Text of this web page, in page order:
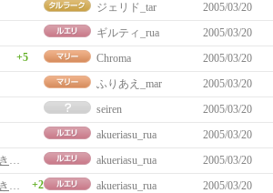
ジェリド_tar 2005/03/20
ギルティ_rua 2005/03/20
+5 Chroma 2005/03/20
ふりあえ_mar 2005/03/20
seiren 2005/03/20
akueriasu_rua 2005/03/20
[返事]みんなでPT団体作りませんか？akueriasuの書き込み。
akueriasu_rua 2005/03/20
[返事]みんなでPT団体作りませんか？akueriasuの書き込み。
+2 akueriasu_rua 2005/03/20